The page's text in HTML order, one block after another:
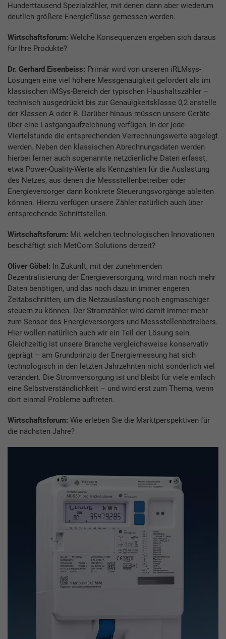
Hunderttausend Spezialzähler, mit denen dann aber wiederum
deutlich größere Energieflüsse gemessen werden.
Wirtschaftsforum: Welche Konsequenzen ergeben sich daraus
für Ihre Produkte?
Dr. Gerhard Eisenbeiss: Primär wird von unseren iRLMsys-
Lösungen eine viel höhere Messgenauigkeit gefordert als im
klassischen iMSys-Bereich der typischen Haushaltszähler –
technisch ausgedrückt bis zur Genauigkeitsklasse 0,2 anstelle
der Klassen A oder B. Darüber hinaus müssen unsere Geräte
über eine Lastgangaufzeichnung verfügen, in der jede
Viertelstunde die entsprechenden Verrechnungswerte abgelegt
werden. Neben den klassischen Abrechnungsdaten werden
hierbei ferner auch sogenannte netzdienliche Daten erfasst,
etwa Power-Quality-Werte als Kennzahlen für die Auslastung
des Netzes, aus denen die Messstellenbetreiber oder
Energieversorger dann konkrete Steuerungsvorgänge ableiten
können. Hierzu verfügen unsere Zähler natürlich auch über
entsprechende Schnittstellen.
Wirtschaftsforum: Mit welchen technologischen Innovationen
beschäftigt sich MetCom Solutions derzeit?
Oliver Göbel: In Zukunft, mit der zunehmenden
Dezentralisierung der Energieversorgung, wird man noch mehr
Daten benötigen, und das noch dazu in immer engeren
Zeitabschnitten, um die Netzauslastung noch engmaschiger
steuern zu können. Der Stromzähler wird damit immer mehr
zum Sensor des Energieversorgers und Messstellenbetreibers.
Hier wollen natürlich auch wir ein Teil der Lösung sein.
Gleichzeitig ist unsere Branche vergleichsweise konservativ
geprägt – am Grundprinzip der Energiemessung hat sich
technologisch in den letzten Jahrzehnten nicht sonderlich viel
verändert. Die Stromversorgung ist und bleibt für viele einfach
eine Selbstverständlichkeit – und wird erst zum Thema, wenn
dort einmal Probleme auftreten.
Wirtschaftsforum: Wie erleben Sie die Marktperspektiven für
die nächsten Jahre?